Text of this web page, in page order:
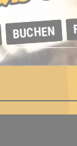
BUCHEN